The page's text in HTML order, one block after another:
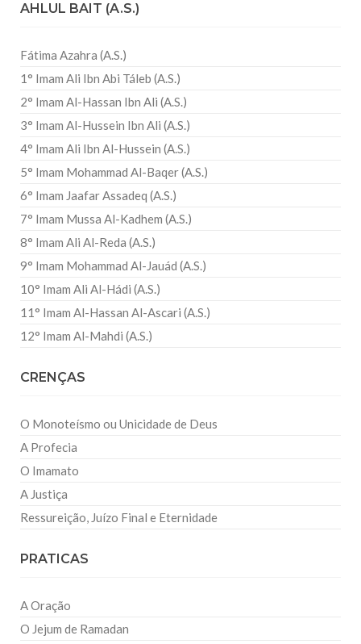
AHLUL BAIT (A.S.)
Fátima Azahra (A.S.)
1° Imam Ali Ibn Abi Táleb (A.S.)
2° Imam Al-Hassan Ibn Ali (A.S.)
3° Imam Al-Hussein Ibn Ali (A.S.)
4° Imam Ali Ibn Al-Hussein (A.S.)
5° Imam Mohammad Al-Baqer (A.S.)
6° Imam Jaafar Assadeq (A.S.)
7° Imam Mussa Al-Kadhem (A.S.)
8° Imam Ali Al-Reda (A.S.)
9° Imam Mohammad Al-Jauád (A.S.)
10° Imam Ali Al-Hádi (A.S.)
11° Imam Al-Hassan Al-Ascari (A.S.)
12° Imam Al-Mahdi (A.S.)
CRENÇAS
O Monoteísmo ou Unicidade de Deus
A Profecia
O Imamato
A Justiça
Ressureição, Juízo Final e Eternidade
PRATICAS
A Oração
O Jejum de Ramadan